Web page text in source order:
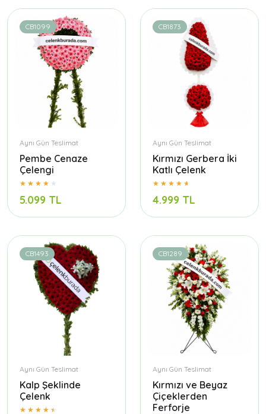
CB1099
Aynı Gün Teslimat
Pembe Cenaze
Çelengi
5.099 TL
CB1873
Aynı Gün Teslimat
Kırmızı Gerbera İki
Katlı Çelenk
4.999 TL
CB1493
Aynı Gün Teslimat
Kalp Şeklinde
Çelenk
CB1289
Aynı Gün Teslimat
Kırmızı ve Beyaz
Çiçeklerden
Ferforje